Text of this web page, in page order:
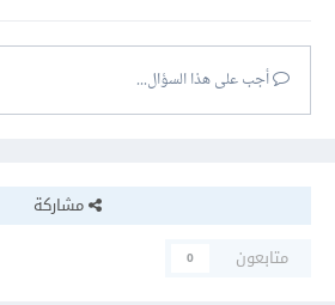
أجب على هذا السؤال...
مشاركة
متابعون
0